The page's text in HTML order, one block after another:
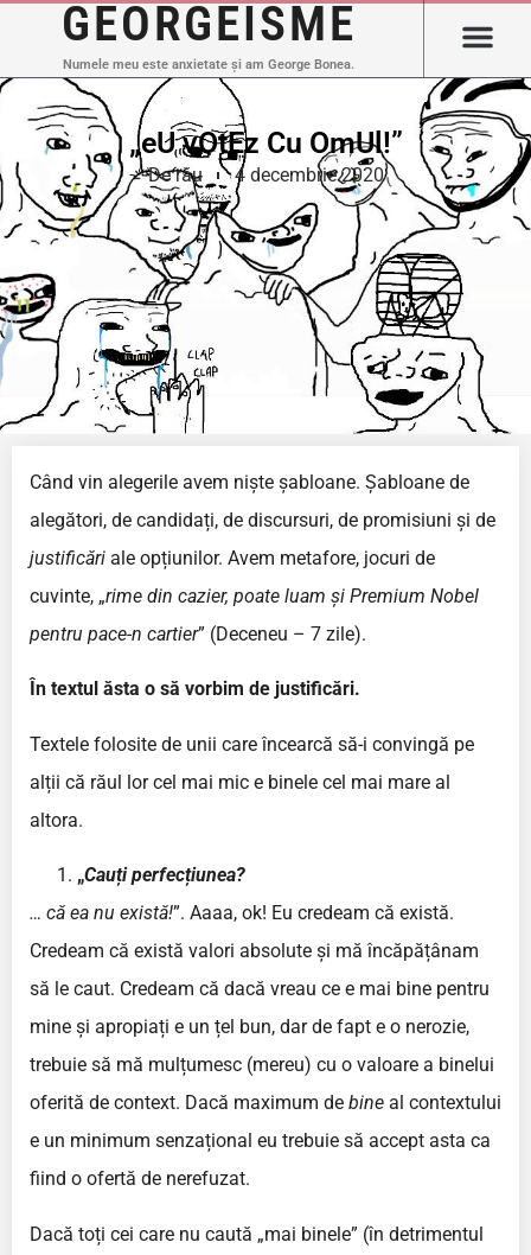
GEORGEISME
Numele meu este anxietate și am George Bonea.
„eU vOtEz Cu OmUl!”
De rău 4 decembrie 2020
Când vin alegerile avem niște șabloane. Șabloane de
alegători, de candidați, de discursuri, de promisiuni și de
justificări ale opțiunilor. Avem metafore, jocuri de
cuvinte, „rime din cazier, poate luam și Premium Nobel
pentru pace-n cartier” (Deceneu – 7 zile).
În textul ăsta o să vorbim de justificări.
Textele folosite de unii care încearcă să-i convingă pe
alții că răul lor cel mai mic e binele cel mai mare al
altora.
„Cauți perfecțiunea?
… că ea nu există!”. Aaaa, ok! Eu credeam că există.
Credeam că există valori absolute și mă încăpățânam
să le caut. Credeam că dacă vreau ce e mai bine pentru
mine și apropiați e un țel bun, dar de fapt e o nerozie,
trebuie să mă mulțumesc (mereu) cu o valoare a binelui
oferită de context. Dacă maximum de bine al contextului
e un minimum senzațional eu trebuie să accept asta ca
fiind o ofertă de nerefuzat.
Dacă toți cei care nu caută „mai binele” (în detrimentul